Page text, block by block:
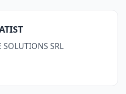
SOLUTIONS SRL